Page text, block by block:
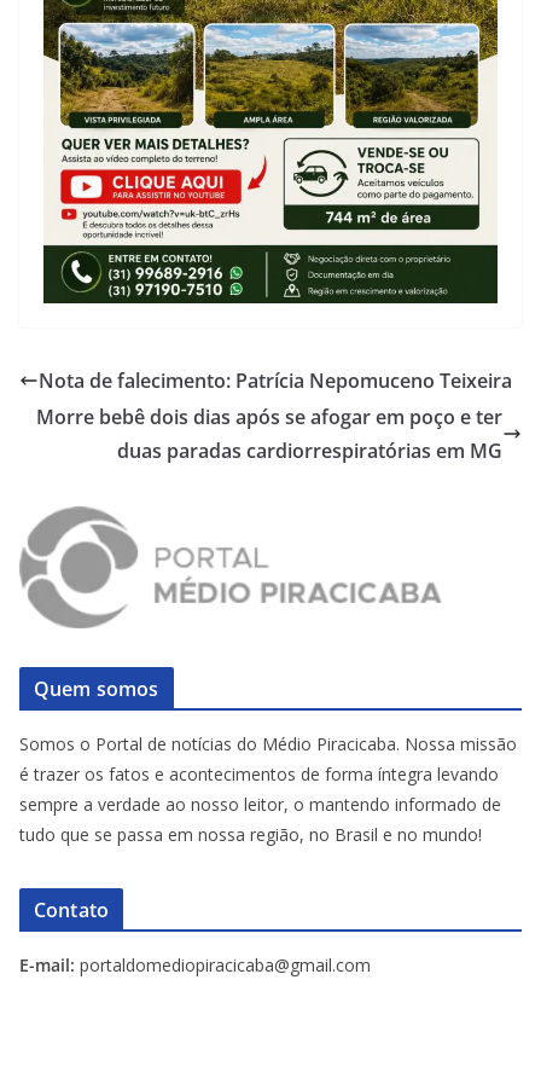
Nota de falecimento: Patrícia Nepomuceno Teixeira
Morre bebê dois dias após se afogar em poço e ter
duas paradas cardiorrespiratórias em MG
Quem somos
Somos o Portal de notícias do Médio Piracicaba. Nossa missão
é trazer os fatos e acontecimentos de forma íntegra levando
sempre a verdade ao nosso leitor, o mantendo informado de
tudo que se passa em nossa região, no Brasil e no mundo!
Contato
E-mail: portaldomediopiracicaba@gmail.com